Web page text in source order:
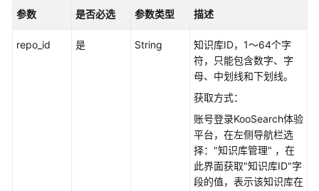
佳
践
参数 是否必选 参数类型 描述
repo_id 是 String
知识库ID，1～64个字
符，只能包含数字、字
母、中划线和下划线。
获取方式：
账号登录KooSearch体验
平台，在左侧导航栏选
择："知识库管理" ，在
此界面获取"知识库ID"字
段的值，表示该知识库在